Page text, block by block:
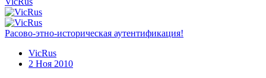
Расово-этно-историческая аутентификация!
VicRus
2 Ноя 2010